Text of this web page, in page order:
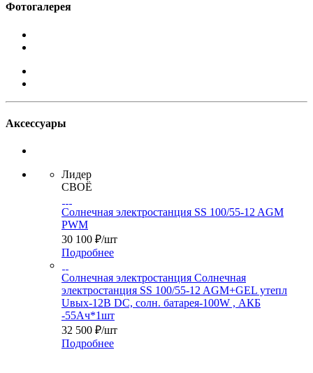
Фотогалерея
Аксессуары
Лидер
СВОЁ
Солнечная электростанция SS 100/55-12 AGM
PWM
30 100 ₽/шт
Подробнее
Солнечная электростанция Солнечная
электростанция SS 100/55-12 AGM+GEL утепл
Uвых-12В DC, солн. батарея-100W , АКБ
-55Aч*1шт
32 500 ₽/шт
Подробнее